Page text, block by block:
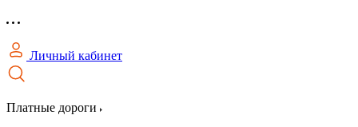
Личный кабинет
Платные дороги